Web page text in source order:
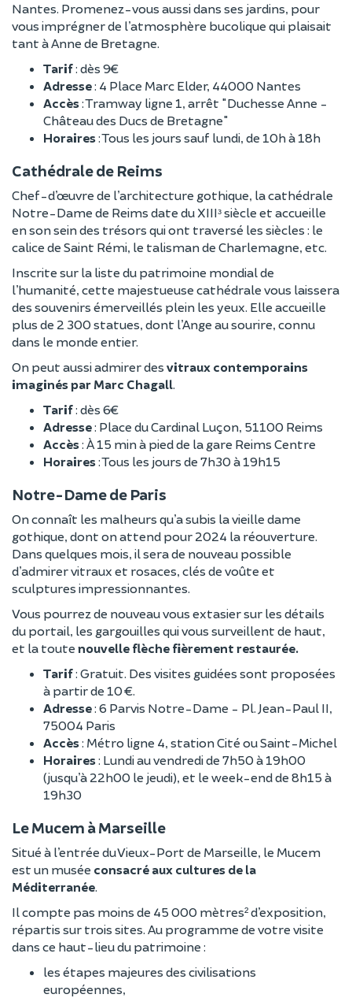
Nantes. Promenez-vous aussi dans ses jardins, pour
vous imprégner de l’atmosphère bucolique qui plaisait
tant à Anne de Bretagne.
Tarif: dès 9€
Adresse: 4 Place Marc Elder, 44000 Nantes
Accès: Tramway ligne 1, arrêt "Duchesse Anne -
Château des Ducs de Bretagne"
Horaires: Tous les jours sauf lundi, de 10h à 18h
Cathédrale de Reims
Chef-d’œuvre de l’architecture gothique, la cathédrale
Notre-Dame de Reims date du XIIIᵌ siècle et accueille
en son sein des trésors qui ont traversé les siècles : le
calice de Saint Rémi, le talisman de Charlemagne, etc.
Inscrite sur la liste du patrimoine mondial de
l’humanité, cette majestueuse cathédrale vous laissera
des souvenirs émerveillés plein les yeux. Elle accueille
plus de 2 300 statues, dont l’Ange au sourire, connu
dans le monde entier.
On peut aussi admirer des vitraux contemporains
imaginés par Marc Chagall.
Tarif: dès 6€
Adresse: Place du Cardinal Luçon, 51100 Reims
Accès: À 15 min à pied de la gare Reims Centre
Horaires: Tous les jours de 7h30 à 19h15
Notre-Dame de Paris
On connaît les malheurs qu’a subis la vieille dame
gothique, dont on attend pour 2024 la réouverture.
Dans quelques mois, il sera de nouveau possible
d’admirer vitraux et rosaces, clés de voûte et
sculptures impressionnantes.
Vous pourrez de nouveau vous extasier sur les détails
du portail, les gargouilles qui vous surveillent de haut,
et la toute nouvelle flèche fièrement restaurée.
Tarif: Gratuit. Des visites guidées sont proposées
à partir de 10 €.
Adresse: 6 Parvis Notre-Dame - Pl. Jean-Paul II,
75004 Paris
Accès: Métro ligne 4, station Cité ou Saint-Michel
Horaires: Lundi au vendredi de 7h50 à 19h00
(jusqu’à 22h00 le jeudi), et le week-end de 8h15 à
19h30
Le Mucem à Marseille
Situé à l’entrée du Vieux-Port de Marseille, le Mucem
est un musée consacré aux cultures de la
Méditerranée.
Il compte pas moins de 45 000 mètres² d’exposition,
répartis sur trois sites. Au programme de votre visite
dans ce haut-lieu du patrimoine :
les étapes majeures des civilisations
européennes,